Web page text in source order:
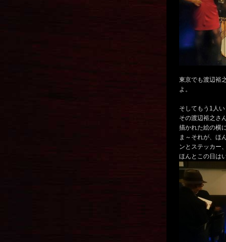
東京でも渡辺裕
よ。
そしてもう1人
その渡辺裕之さ
描かれた絵の横
ま～それが、ほ
ンとステッカー
ほんとこの日は